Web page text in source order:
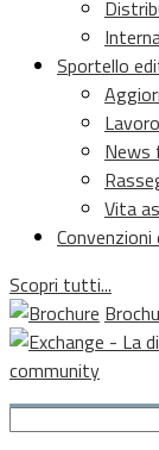
Sportello
News
Vita
Scopri tutti...
community